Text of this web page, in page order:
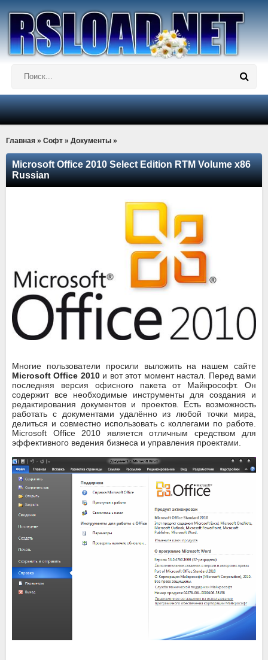
Главная » Софт » Документы »
Microsoft Office 2010 Select Edition RTM Volume x86
Russian
Многие пользователи просили выложить на нашем сайте
Microsoft Office 2010и вот этот момент настал. Перед вами
последняя версия офисного пакета от Майкрософт. Он
содержит все необходимые инструменты для создания и
редактирования документов и проектов. Есть возможность
работать с документами удалённо из любой точки мира,
делиться и совместно использовать с коллегами по работе.
Microsoft Office 2010 является отличным средством для
эффективного ведения бизнеса и управления проектами.